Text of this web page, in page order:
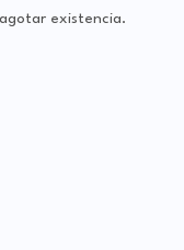
existencia.